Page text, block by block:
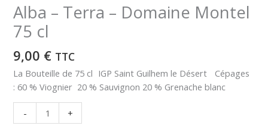
Alba – Terra – Domaine Montel
75 cl
9,00 € TTC
La Bouteille de 75 cl IGP Saint Guilhem le Désert Cépages
: 60 % Viognier 20 % Sauvignon 20 % Grenache blanc
-
quantité
de
+